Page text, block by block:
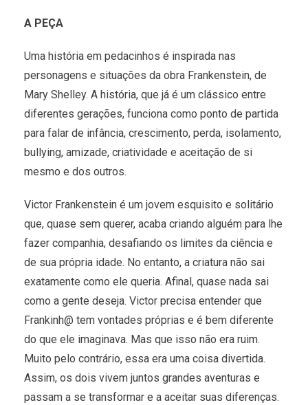
A PEÇA
Uma história em pedacinhos é inspirada nas
personagens e situações da obra Frankenstein, de
Mary Shelley. A história, que já é um clássico entre
diferentes gerações, funciona como ponto de partida
para falar de infância, crescimento, perda, isolamento,
bullying, amizade, criatividade e aceitação de si
mesmo e dos outros.
Victor Frankenstein é um jovem esquisito e solitário
que, quase sem querer, acaba criando alguém para lhe
fazer companhia, desafiando os limites da ciência e
de sua própria idade. No entanto, a criatura não sai
exatamente como ele queria. Afinal, quase nada sai
como a gente deseja. Victor precisa entender que
Frankinh@ tem vontades próprias e é bem diferente
do que ele imaginava. Mas que isso não era ruim.
Muito pelo contrário, essa era uma coisa divertida.
Assim, os dois vivem juntos grandes aventuras e
passam a se transformar e a aceitar suas diferenças.